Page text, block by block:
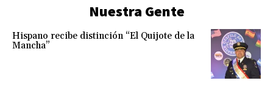
Nuestra Gente
Hispano recibe distinción “El Quijote de la
Mancha”